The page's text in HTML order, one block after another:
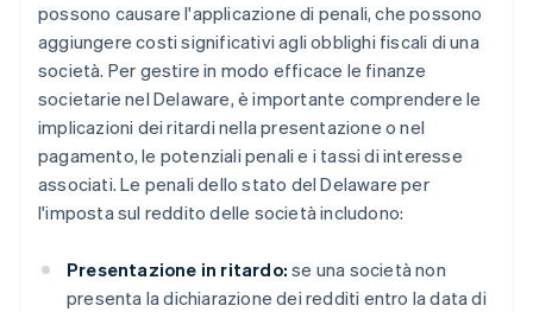
possono causare l'applicazione di penali, che possono
aggiungere costi significativi agli obblighi fiscali di una
società. Per gestire in modo efficace le finanze
societarie nel Delaware, è importante comprendere le
implicazioni dei ritardi nella presentazione o nel
pagamento, le potenziali penali e i tassi di interesse
associati. Le penali dello stato del Delaware per
l'imposta sul reddito delle società includono:
Presentazione in ritardo: se una società non
presenta la dichiarazione dei redditi entro la data di